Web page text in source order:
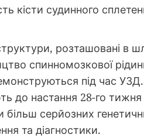
кісти судинного
розташовані в
спинномозкової
під час
до настання 28-го тижня
серйозних
та діагностики.